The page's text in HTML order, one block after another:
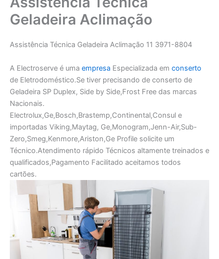
Geladeira Aclimação
Assistência Técnica Geladeira Aclimação 11 3971-8804
A Electroserve é uma empresa Especializada em conserto
de Eletrodoméstico.Se tiver precisando de conserto de
Geladeira SP Duplex, Side by Side,Frost Free das marcas
Nacionais.
Electrolux,Ge,Bosch,Brastemp,Continental,Consul e
importadas Viking,Maytag, Ge,Monogram,Jenn-Air,Sub-
Zero,Smeg,Kenmore,Ariston,Ge Profile solicite um
Técnico.Atendimento rápido Técnicos altamente treinados e
qualificados,Pagamento Facilitado aceitamos todos
cartões.